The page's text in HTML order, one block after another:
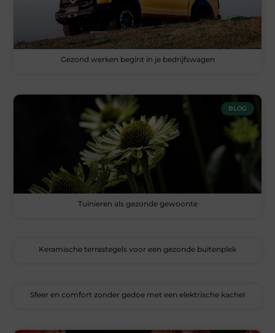
Gezond werken begint in je bedrijfswagen
BLOG
Tuinieren als gezonde gewoonte
Keramische terrastegels voor een gezonde buitenplek
Sfeer en comfort zonder gedoe met een elektrische kachel